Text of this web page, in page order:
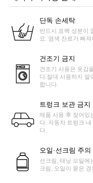
단독 손세탁
반드시 표백 성분이
요. 염색 잔료가 빠
건조기 금지
건조기 사용은 옷감
다.절대 사용하지 말
합니다.
트렁크 보관 금지
제품 사용 후 젖어있
다. 자동차 트렁크
다.
오일·선크림 주의
선크림, 태닝 오일에
크림, 오일이 묻은